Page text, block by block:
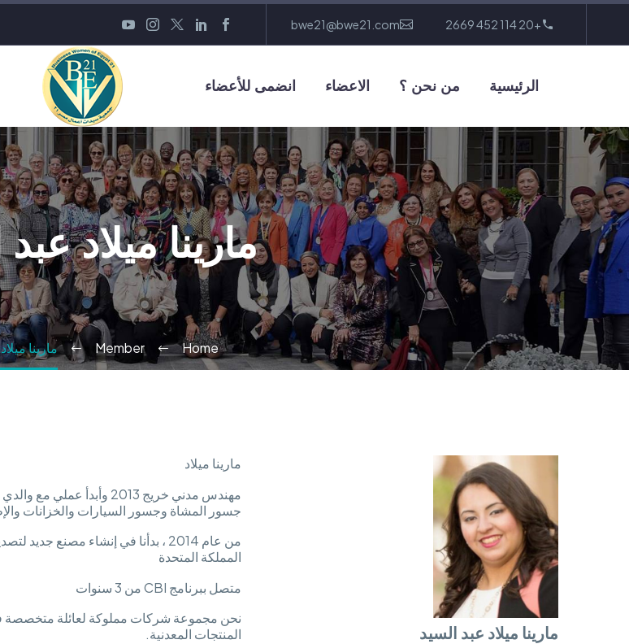
+20 114 452 2669
bwe21@bwe21.com
الرئيسية من نحن ؟ الاعضاء انضمى للأعضاء
مارينا ميلاد
Home
Member مارينا
مارينا ميلاد عبد السيد
مارينا ميلاد
جسور المشاة وجسور السيارات والخزانات
من عام 2014 ، بدأنا في إنشاء مصنع
المملكة المتحدة
متصل ببرنامج CBI من 3 سنوات
نحن مجموعة شركات مملوكة لعائلة متخصصة في
المنتجات المعدنية.